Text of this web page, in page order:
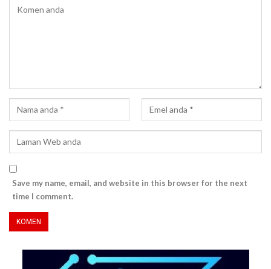
Save my name, email, and website in this browser for the next
time I comment.